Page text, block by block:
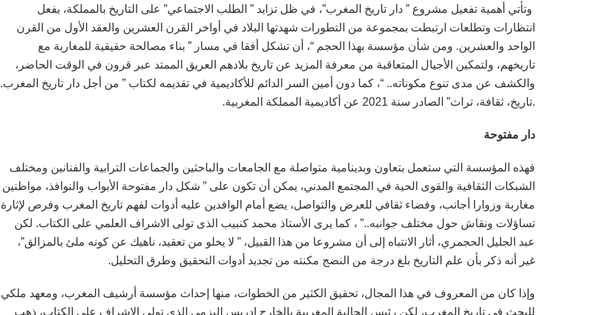
وتأتي أهمية تفعيل مشروع ” دار تاريخ المغرب”، في ظل تزايد ” الطلب الاجتماعي” على التاريخ بالمملكة، بفعل
انتظارات وتطلعات ارتبطت بمجموعة من التطورات شهدتها البلاد في أواخر القرن العشرين والعقد الأول من القرن
الواحد والعشرين. ومن شأن مؤسسة بهذا الحجم “، أن تشكل أفقا في مسار ” بناء مصالحة حقيقية للمغاربة مع
تاريخهم، ولتمكين الأجيال المتعاقبة من معرفة المزيد عن تاريخ بلادهم العريق الممتد عبر قرون في الوقت الحاضر،
والكشف عن مدى تنوع مكوناته.. “، كما دون أمين السر الدائم للأكاديمية في تقديمه لكتاب ” من أجل دار تاريخ المغرب.
.تاريخ، ثقافة، تراث” الصادر سنة 2021 عن أكاديمية المملكة المغربية.
دار مفتوحة
فهذه المؤسسة التي ستعمل بتعاون وبدينامية متواصلة مع الجامعات والباحثين والجماعات الترابية والفنانين ومختلف
الشبكات الثقافية والقوى الحية في المجتمع المدني، يمكن أن تكون على ” شكل دار مفتوحة الأبواب والنوافذ، مواطنين
مغاربة وزوارا أجانب، وفضاء ثقافي للعرض والتواصل، يضع أمام الوافدين عليه أدوات لفهم تاريخ المغرب وفرص لإثارة
تساؤلات ونقاش حول مختلف جوانبه..” ، كما يرى الأستاذ محمد كنبيب الذى تولى الاشراف العلمي على الكتاب. لكن
عبد الجليل الحجمري، أثار الانتباه إلى أن مشروعا من هذا القبيل، ” لا يخلو من تعقيد، ناهيك عن كونه ملئ بالمزالق”،
غير أنه ذكر بأن علم التاريخ بلغ درجة من النضج مكنته من تجديد أدوات التحقيق وطرق التحليل.
وإذا كان من المعروف في هذا المجال، تحقيق الكثير من الخطوات، منها إحداث مؤسسة أرشيف المغرب، ومعهد ملكي
للبحث في تاريخ المغرب، لكن رئيس الجالية المغربية بالخارج ادريس اليزمي الذي تولى الاشراف على الكتاب، ذهب